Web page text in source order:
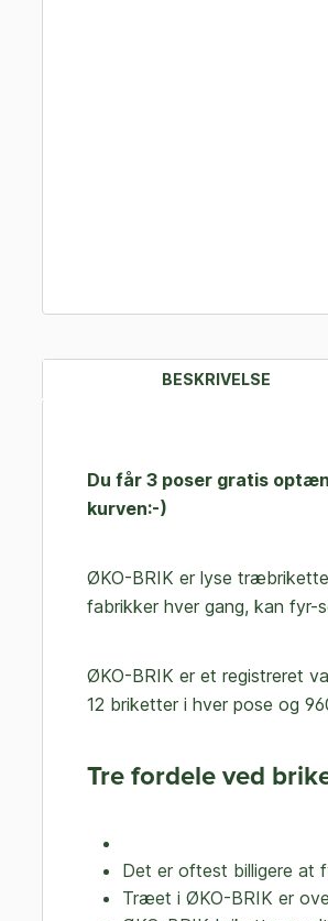
BESKRIVELSE
Du får 3 poser gratis
kurven:-)
ØKO-BRIK er lyse
fabrikker hver gang, kan fyr-
ØKO-BRIK er et registreret
12 briketter i hver pose og
Tre fordele ved
Det er oftest billigere at
Træet i ØKO-BRIK er